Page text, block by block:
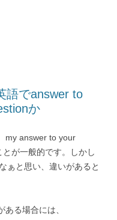
語でanswer to
か
my answer to your
が一般的です。しかし
ぁと思い、違いがあると
る場合には、